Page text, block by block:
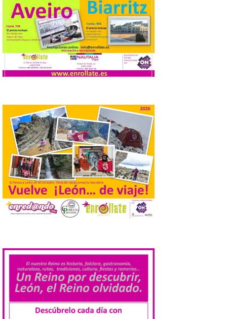
Castle Food combina la
música en directo con
food trucks y tiendas de
market esperando atraer
a miles de personas. La
localidad leonesa de Valencia de Don Juan
sigue adelante con su calendario de
eventos veraniegos para este año 2026.
[…]
La Comisión actualiza su
programa insignia de
prácticas Blue Book,
abriéndolo a titulados de
EFP
6 Ago 2026
Las solicitudes estarán
abiertas del 22 de julio al 4
de septiembre de 2026.
Bruselas, 6 de agosto de
2026.- La Comisión
Europea ha actualizado las normas de su
programa […]
Despega el primer avión
de Iberia con wifi de alta
velocidad gratuito de
Starlink